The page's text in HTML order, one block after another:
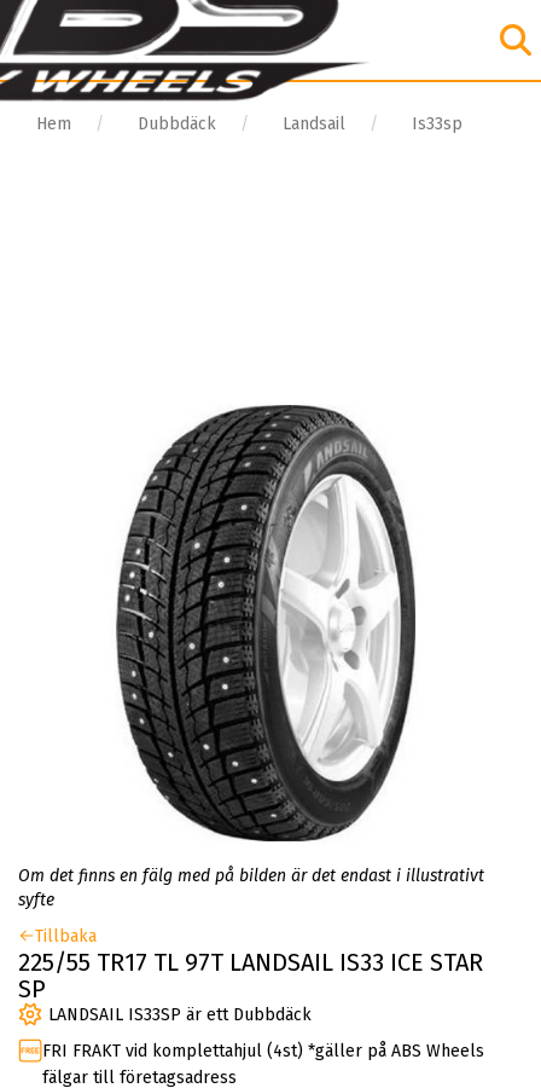
Hem Dubbdäck Landsail Is33sp
Om det finns en fälg med på bilden är det endast i illustrativt
syfte
Tillbaka
225/55 TR17 TL 97T LANDSAIL IS33 ICE STAR
SP
LANDSAIL IS33SP är ett Dubbdäck
FRI FRAKT vid komplettahjul (4st) *gäller på ABS Wheels
fälgar till företagsadress